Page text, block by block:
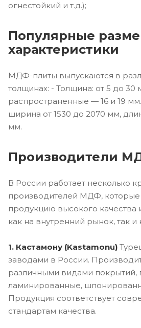
огнестойкий и т.д.);
Популярные
характеристики
МДФ-плиты выпускаются в
толщинах: - Толщина: от 5 до 30
распространенные — 16 и 19
ширина от 1530 до 2070 мм,
мм.
Производители
В России работает несколько
производителей МДФ,
продукцию высокого качества
как на внутренний рынок, так и
1. Кастамону (Kastamonu)
заводами в России.
различными видами покрытий,
ламинированные,
Продукция соответствует
стандартам качества.